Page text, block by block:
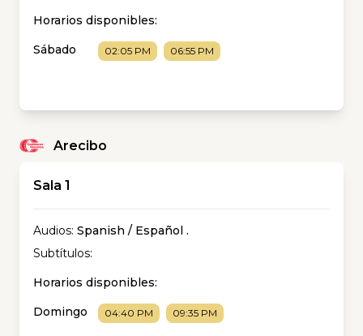
Horarios disponibles:
Sábado
02:05 PM 06:55 PM
Arecibo
Sala 1
Audios: Spanish / Español .
Subtítulos:
Horarios disponibles:
Domingo
04:40 PM 09:35 PM